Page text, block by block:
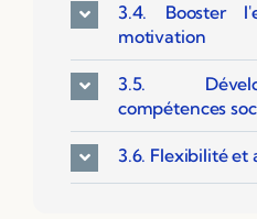
3.4. Booster
motivation
3.5.
compétences
3.6. Flexibilité et